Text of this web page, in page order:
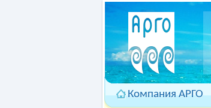
Компания АРГО